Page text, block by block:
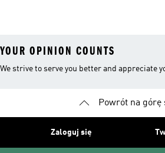
YOUR OPINION COUNTS
We strive to serve you better and appreciate
Powrót na górę
Zaloguj się